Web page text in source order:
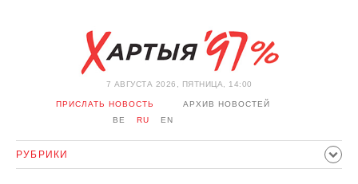
7 АВГУСТА 2026, ПЯТНИЦА, 14:00
ПРИСЛАТЬ НОВОСТЬ
АРХИВ НОВОСТЕЙ
BE
RU EN
РУБРИКИ